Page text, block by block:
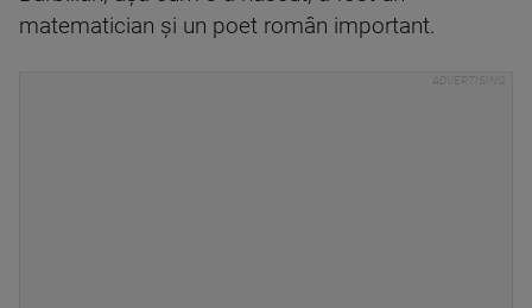
matematician și un poet român important.